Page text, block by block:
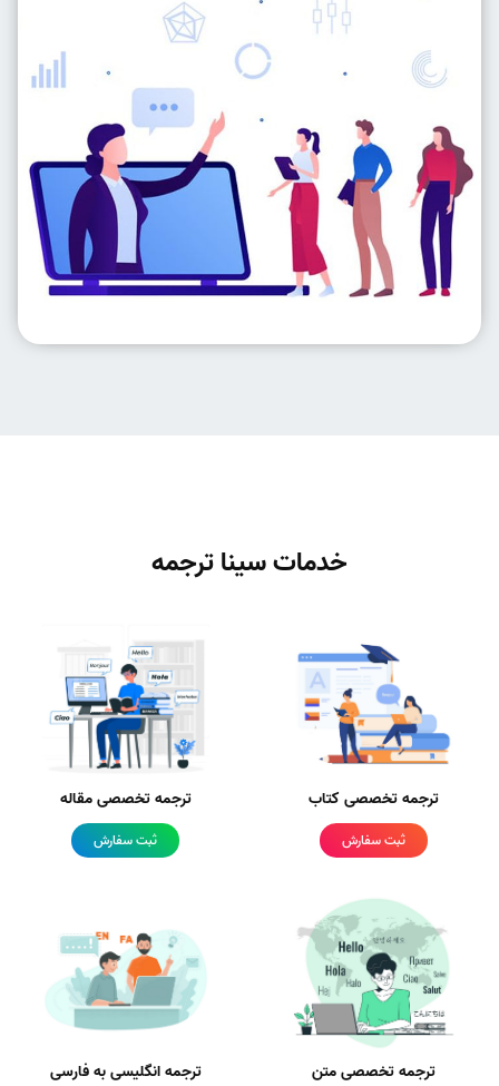
خدمات سینا ترجمه
ترجمه تخصصی کتاب
ثبت سفارش
ترجمه تخصصی مقاله
ثبت سفارش
ترجمه تخصصی متن ترجمه انگلیسی به فارسی